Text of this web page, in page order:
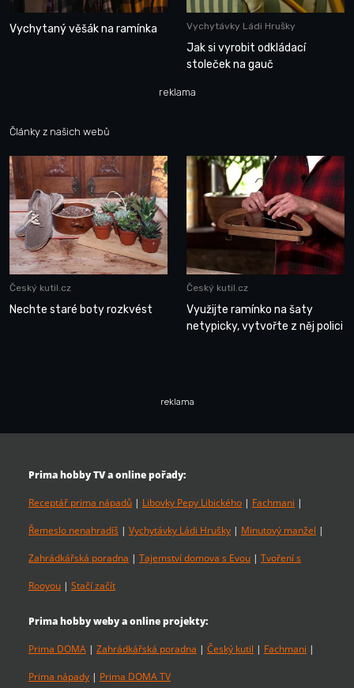
Vychytaný věšák na ramínka Vychytávky Ládi Hrušky
Jak si vyrobit odkládací
stoleček na gauč
reklama
Články z našich webů
Český kutil.cz
Nechte staré boty rozkvést
Český kutil.cz
Využijte ramínko na šaty
netypicky, vytvořte z něj polici
reklama
Prima hobby TV a online pořady:
Receptář prima nápadů | Libovky Pepy Libického | Fachmani |
Řemeslo nenahradíš | Vychytávky Ládi Hrušky | Minutový manžel |
Zahrádkářská poradna | Tajemství domova s Evou | Tvoření s
Rooyou | Stačí začít
Prima hobby weby a online projekty:
Prima DOMA | Zahrádkářská poradna | Český kutil | Fachmani |
Prima nápady | Prima DOMA TV